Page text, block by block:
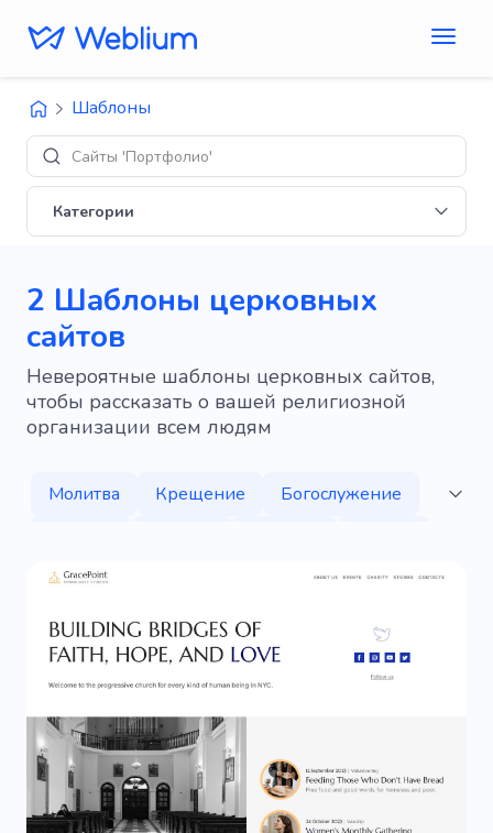
Шаблоны
Сайты 'Портфолио'
Категории
2 Шаблоны церковных
сайтов
Невероятные шаблоны церковных сайтов,
чтобы рассказать о вашей религиозной
организации всем людям
Молитва Крещение
Богослужение
Изучение библии
Хор
Библия
Святой
Иисус
Благотворительная организация
Теологический
Молясь
Духовный рост
Благодать
Удивительный
Отличный